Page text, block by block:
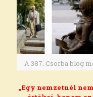
A 387. Csorba blog
„Egy nemzetnél